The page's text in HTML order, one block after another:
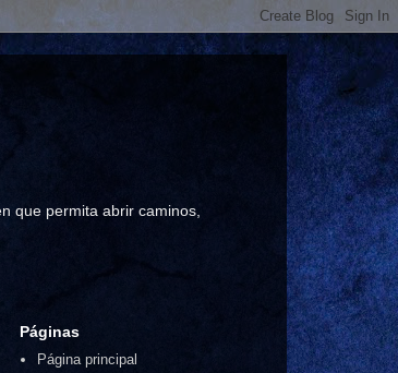
que permita abrir caminos,
Páginas
Página principal